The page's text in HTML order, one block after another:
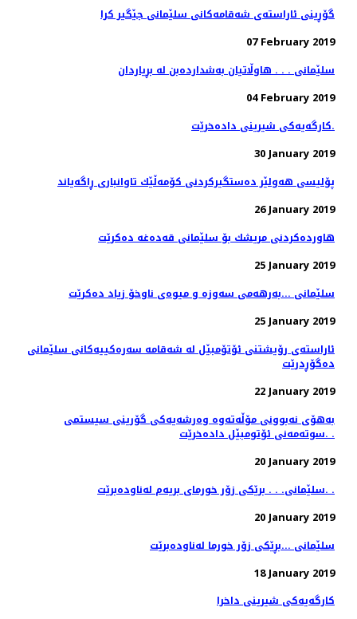
گۆڕینی ئاراسته‌ی شه‌قامه‌كانی سلێمانی جێگیر كرا
07 February 2019
سلێمانی . . . هاوڵاتیان به‌شدارده‌بن له‌ بڕیاردان
04 February 2019
کارگەیەکی شیرینی دادەخرێت.
30 January 2019
پۆلیسی هەولێر دەستگیركردنی كۆمەڵێك تاوانباری ڕاگەیاند
26 January 2019
هاوردەكردنی مریشك بۆ سلێمانی قەدەغە دەكرێت
25 January 2019
سلێمانی ...بەرهەمی سەوزە و میوەی ناوخۆ زیاد دەكرێت
25 January 2019
ئاراسته‌ی رۆیشتنی ئۆتۆمبێل له‌ شه‌قامه‌ سه‌ره‌كییه‌كانی سلێمانی
ده‌گۆڕدرێت
22 January 2019
به‌هۆی نه‌بوونی مۆڵه‌ته‌وه‌ وه‌رشه‌یه‌كی گۆرینی سیستمی
سوته‌مه‌نی ئۆتومبێل داده‌خرێت. .
20 January 2019
سلێمانی. . . برێكی زۆر خورمای بریه‌م له‌ناوده‌برێت. .
20 January 2019
سلێمانی ...بڕێكی زۆر خورما له‌ناوده‌برێت
18 January 2019
كارگه‌یه‌كی شیرینی داخرا